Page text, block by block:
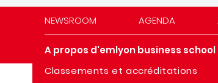
NEWSROOM AGENDA
A propos d'emlyon business school
Classements et accréditations